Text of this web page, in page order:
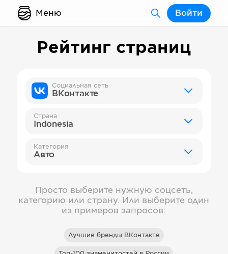
Меню Войти
Рейтинг страниц
Социальная сеть
ВКонтакте
Страна
Indonesia
Категория
Авто
Просто выберите нужную соцсеть,
категорию или страну. Или выберите один
из примеров запросов:
Лучшие бренды ВКонтакте